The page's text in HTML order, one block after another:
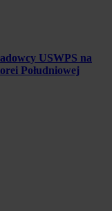
USWPS na
Południowej